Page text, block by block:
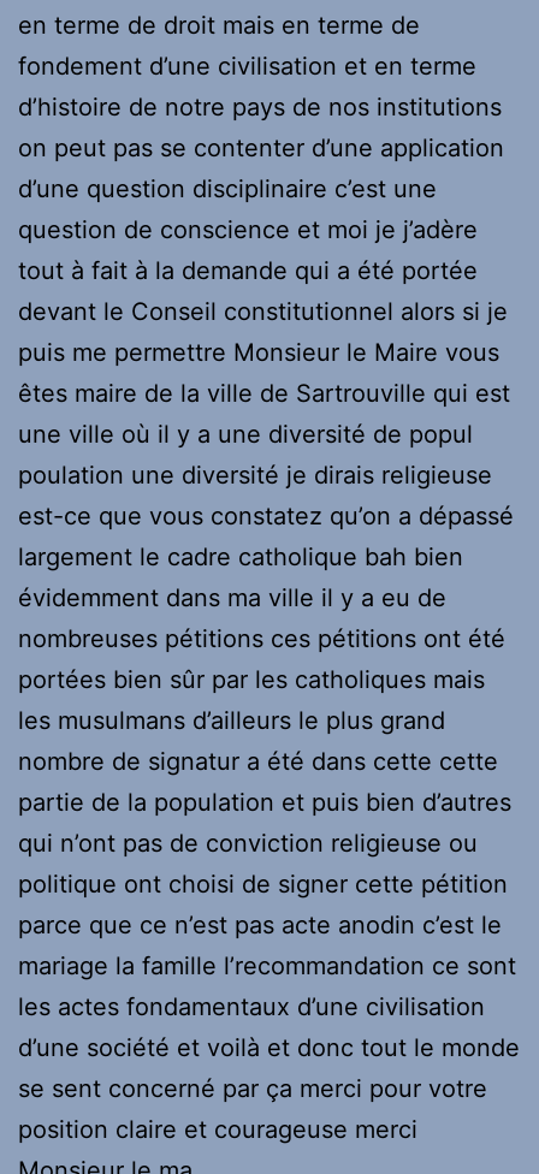
en terme de droit mais en terme de
fondement d’une civilisation et en terme
d’histoire de notre pays de nos institutions
on peut pas se contenter d’une application
d’une question disciplinaire c’est une
question de conscience et moi je j’adère
tout à fait à la demande qui a été portée
devant le Conseil constitutionnel alors si je
puis me permettre Monsieur le Maire vous
êtes maire de la ville de Sartrouville qui est
une ville où il y a une diversité de popul
poulation une diversité je dirais religieuse
est-ce que vous constatez qu’on a dépassé
largement le cadre catholique bah bien
évidemment dans ma ville il y a eu de
nombreuses pétitions ces pétitions ont été
portées bien sûr par les catholiques mais
les musulmans d’ailleurs le plus grand
nombre de signatur a été dans cette cette
partie de la population et puis bien d’autres
qui n’ont pas de conviction religieuse ou
politique ont choisi de signer cette pétition
parce que ce n’est pas acte anodin c’est le
mariage la famille l’recommandation ce sont
les actes fondamentaux d’une civilisation
d’une société et voilà et donc tout le monde
se sent concerné par ça merci pour votre
position claire et courageuse merci